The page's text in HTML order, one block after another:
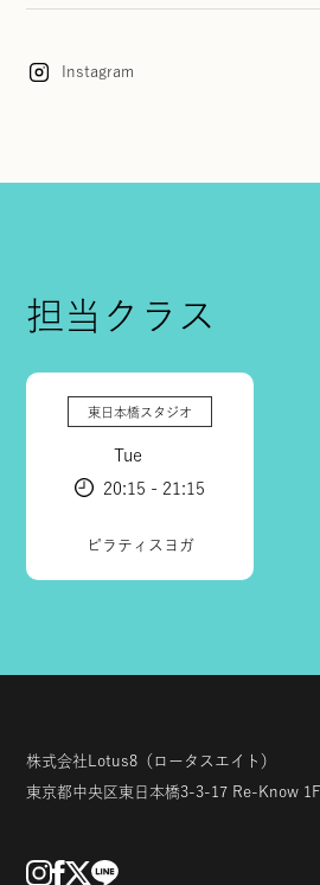
Instagram
担当クラス
東日本橋スタジオ
Tue
20:15 - 21:15
ピラティスヨガ
株式会社Lotus8 （ロータスエイト）
東京都中央区東日本橋3-3-17 Re-Know 1F